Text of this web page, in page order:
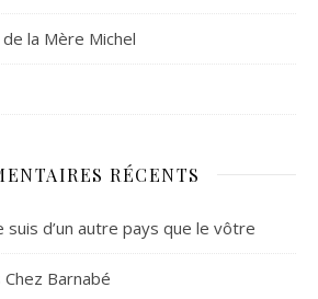
la Mère Michel
RÉCENTS
suis d’un autre pays que le vôtre
Chez Barnabé